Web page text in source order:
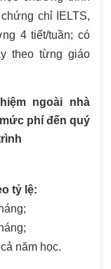
chỉ IELTS,
4 tiết/tuần; có
theo từng giáo
ngoài nhà
phí đến quý
tỷ lệ:
năm học.